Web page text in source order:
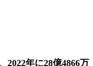
2022年に28億4866万